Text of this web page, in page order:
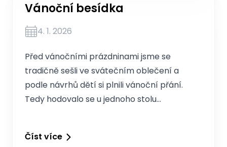
Vánoční besídka
4. 1. 2026
Před vánočními prázdninami jsme se
tradičně sešli ve svátečním oblečení a
podle návrhů dětí si plnili vánoční přání.
Tedy hodovalo se u jednoho stolu…
Číst více